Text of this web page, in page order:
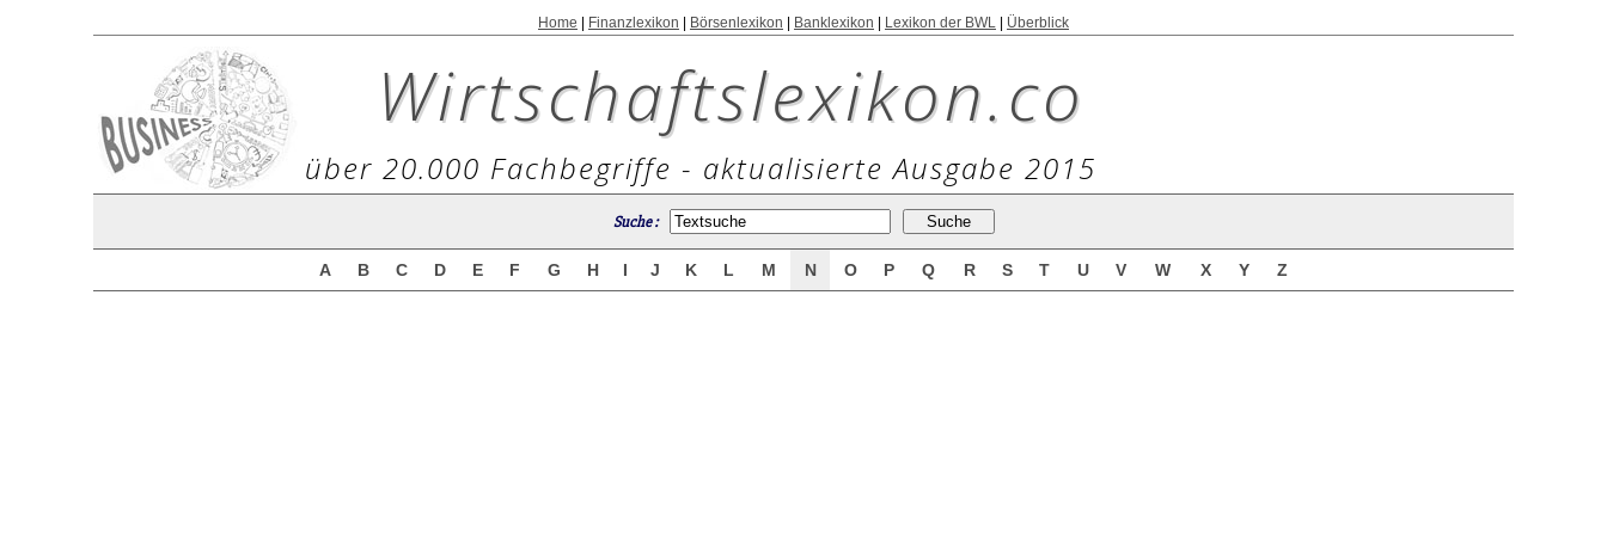
Home Finanzlexikon Börsenlexikon Banklexikon Lexikon der BWL Überblick
Wirtschaftslexikon.co
über 20.000 Fachbegriffe - aktualisierte Ausgabe 2015
Suche :
A B C D E F G H I J K L M N O P Q R S T U V W X Y Z